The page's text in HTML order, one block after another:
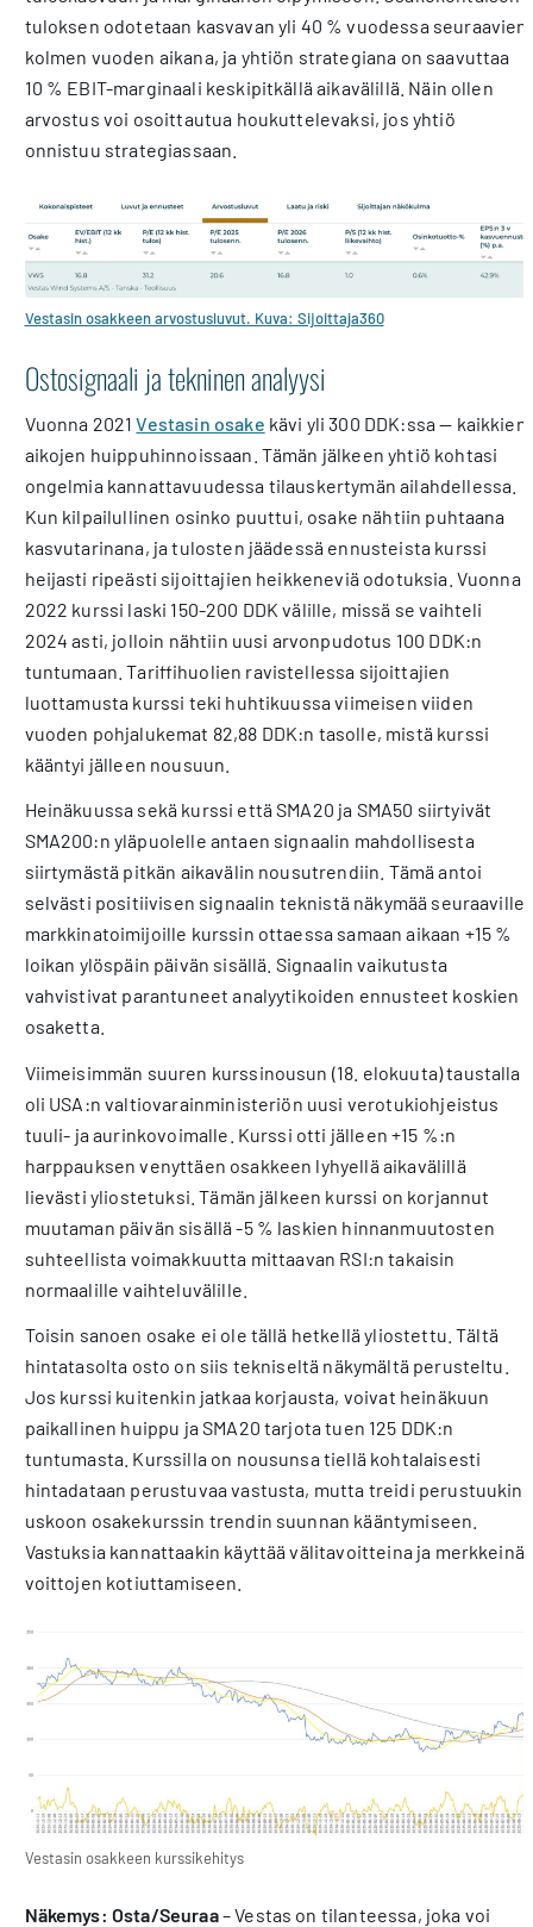
tuloksen odotetaan kasvavan yli 40 % vuodessa seuraavien
kolmen vuoden aikana, ja yhtiön strategiana on saavuttaa
10 % EBIT-marginaali keskipitkällä aikavälillä. Näin ollen
arvostus voi osoittautua houkuttelevaksi, jos yhtiö
onnistuu strategiassaan.
Vestasin osakkeen arvostusluvut. Kuva: Sijoittaja360
Ostosignaali ja tekninen analyysi
Vuonna 2021Vestasin osake kävi yli 300 DDK:ssa — kaikkien
aikojen huippuhinnoissaan. Tämän jälkeen yhtiö kohtasi
ongelmia kannattavuudessa tilauskertymän ailahdellessa.
Kun kilpailullinen osinko puuttui, osake nähtiin puhtaana
kasvutarinana, ja tulosten jäädessä ennusteista kurssi
heijasti ripeästi sijoittajien heikkeneviä odotuksia. Vuonna
2022 kurssi laski 150-200 DDK välille, missä se vaihteli
2024 asti, jolloin nähtiin uusi arvonpudotus 100 DDK:n
tuntumaan. Tariffihuolien ravistellessa sijoittajien
luottamusta kurssi teki huhtikuussa viimeisen viiden
vuoden pohjalukemat 82,88 DDK:n tasolle, mistä kurssi
kääntyi jälleen nousuun.
Heinäkuussa sekä kurssi että SMA20 ja SMA50 siirtyivät
SMA200:n yläpuolelle antaen signaalin mahdollisesta
siirtymästä pitkän aikavälin nousutrendiin. Tämä antoi
selvästi positiivisen signaalin teknistä näkymää seuraaville
markkinatoimijoille kurssin ottaessa samaan aikaan +15 %
loikan ylöspäin päivän sisällä. Signaalin vaikutusta
vahvistivat parantuneet analyytikoiden ennusteet koskien
osaketta.
Viimeisimmän suuren kurssinousun (18. elokuuta) taustalla
oli USA:n valtiovarainministeriön uusi verotukiohjeistus
tuuli- ja aurinkovoimalle. Kurssi otti jälleen +15 %:n
harppauksen venyttäen osakkeen lyhyellä aikavälillä
lievästi yliostetuksi. Tämän jälkeen kurssi on korjannut
muutaman päivän sisällä -5 % laskien hinnanmuutosten
suhteellista voimakkuutta mittaavan RSI:n takaisin
normaalille vaihteluvälille.
Toisin sanoen osake ei ole tällä hetkellä yliostettu. Tältä
hintatasolta osto on siis tekniseltä näkymältä perusteltu.
Jos kurssi kuitenkin jatkaa korjausta, voivat heinäkuun
paikallinen huippu ja SMA20 tarjota tuen 125 DDK:n
tuntumasta. Kurssilla on nousunsa tiellä kohtalaisesti
hintadataan perustuvaa vastusta, mutta treidi perustuukin
uskoon osakekurssin trendin suunnan kääntymiseen.
Vastuksia kannattaakin käyttää välitavoitteina ja merkkeinä
voittojen kotiuttamiseen.
Vestasin osakkeen kurssikehitys
Näkemys: Osta/Seuraa– Vestas on tilanteessa, joka voi